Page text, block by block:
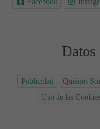
Datos
Publicidad Quiénes
Uso de las Cookies